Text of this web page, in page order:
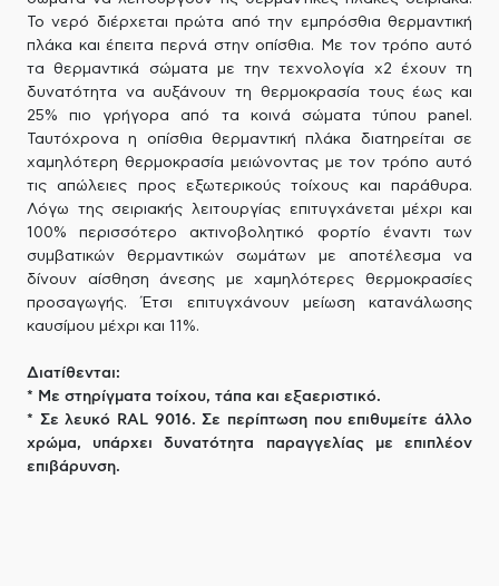
Το νερό διέρχεται πρώτα από την εμπρόσθια θερμαντική
πλάκα και έπειτα περνά στην οπίσθια. Με τον τρόπο αυτό
τα θερμαντικά σώματα με την τεχνολογία x2 έχουν τη
δυνατότητα να αυξάνουν τη θερμοκρασία τους έως και
25% πιο γρήγορα από τα κοινά σώματα τύπου panel.
Ταυτόχρονα η οπίσθια θερμαντική πλάκα διατηρείται σε
χαμηλότερη θερμοκρασία μειώνοντας με τον τρόπο αυτό
τις απώλειες προς εξωτερικούς τοίχους και παράθυρα.
Λόγω της σειριακής λειτουργίας επιτυγχάνεται μέχρι και
100% περισσότερο ακτινοβολητικό φορτίο έναντι των
συμβατικών θερμαντικών σωμάτων με αποτέλεσμα να
δίνουν αίσθηση άνεσης με χαμηλότερες θερμοκρασίες
προσαγωγής. Έτσι επιτυγχάνουν μείωση κατανάλωσης
καυσίμου μέχρι και 11%.
Διατίθενται:
* Με στηρίγματα τοίχου, τάπα και εξαεριστικό.
* Σε λευκό RAL 9016. Σε περίπτωση που επιθυμείτε άλλο
χρώμα, υπάρχει δυνατότητα παραγγελίας με επιπλέον
επιβάρυνση.